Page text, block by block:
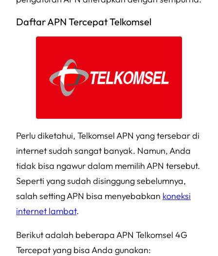
Daftar APN Tercepat Telkomsel
Perlu diketahui, Telkomsel APN yang tersebar di
internet sudah sangat banyak. Namun, Anda
tidak bisa ngawurdalam memilih APN tersebut.
Seperti yang sudah disinggung sebelumnya,
salah setting APN bisa menyebabkan koneksi
internet lambat.
Berikut adalah beberapa APN Telkomsel 4G
Tercepat yang bisa Anda gunakan: